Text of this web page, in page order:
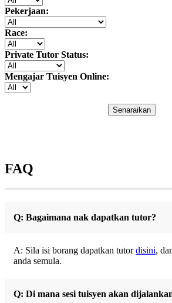
Pekerjaan:
Race:
Private Tutor Status:
Mengajar Tuisyen Online:
Senaraikan
FAQ
Q: Bagaimana nak dapatkan tutor?
A: Sila isi borang dapatkan tutordisini,
anda semula.
Q: Di mana sesi tuisyen akan